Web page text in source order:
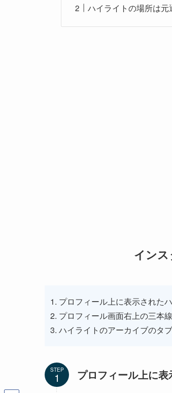
ハイライトの場所は元
イン
プロフィール上に表示された
プロフィール画面右上の三本
ハイライトのアーカイブのタ
STEP プロフィール上に